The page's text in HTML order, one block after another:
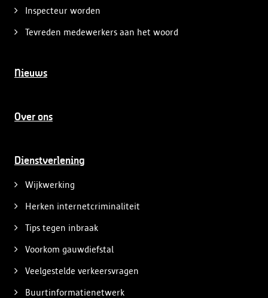
Inspecteur worden
Tevreden medewerkers aan het woord
Nieuws
Over ons
Dienstverlening
Wijkwerking
Herken internetcriminaliteit
Tips tegen inbraak
Voorkom gauwdiefstal
Veelgestelde verkeersvragen
Buurtinformatienetwerk